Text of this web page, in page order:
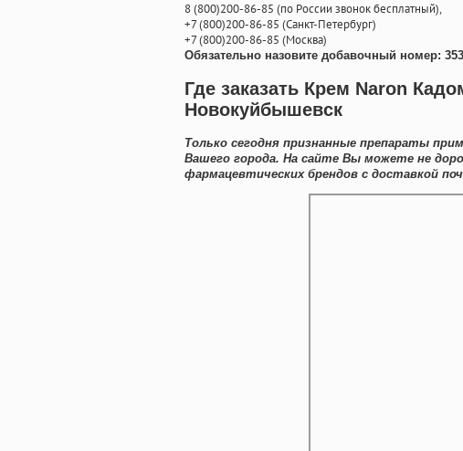
8(800)200-86-85 (по России звонок бесплатный),
+7(800)200-86-85 (Санкт-Петербург)
+7(800)200-86-85 (Москва)
Обязательно назовите добавочный номер:
Где заказать Крем Naron
Новокуйбышевск
Только сегодня признанные препараты
Вашего города. На сайте Вы можете не
фармацевтических брендов с доставкой